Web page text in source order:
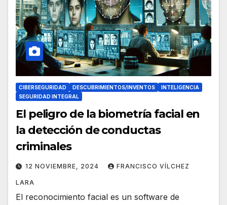
CIBERSEGURIDAD DESCUBRIMIENTOS/INVENTOS
INTELIGENCIA
SEGURIDAD INTEGRAL
El peligro de la biometría facial en
la detección de conductas
criminales
12 NOVIEMBRE, 2024 FRANCISCO VÍLCHEZ
LARA
El reconocimiento facial es un software de